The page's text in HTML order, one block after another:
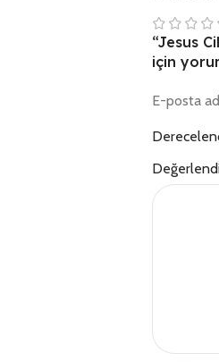
“Jesus
için
E-posta